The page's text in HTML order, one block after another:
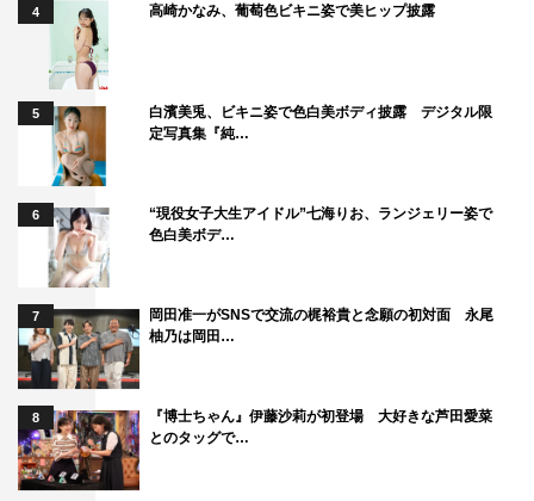
「ヴェノム：レット・ゼア・ビー・カーネイジ」
2021年12月3日（金）全国ロードショー
オフィシャルサイト：
オフィシャルTwitter：https://twitter.com/VenomMovieJP
オフィシャルInstagram：
https://www.instagram.com/venommoviejp/
オフィシャルFacebook：
https://www.facebook.com/VenomMovieJP/
©2021 CTMG. © & ™ 2021 MARVEL. All Rights Reserved.
DISH//「Shout it out」
始）
4 高崎かなみ、葡萄色ビキニ姿で美ヒップ披露
5
白濱美兎、ビキニ姿で色白美ボディ披露 デジタル限
定写真集『純…
6
“現役女子大生アイドル”七海りお、ランジェリー姿で
色白美ボデ…
7
岡田准一がSNSで交流の梶裕貴と念願の初対面 永尾
柚乃は岡田…
8
『博士ちゃん』伊藤沙莉が初登場 大好きな芦田愛菜
とのタッグで…